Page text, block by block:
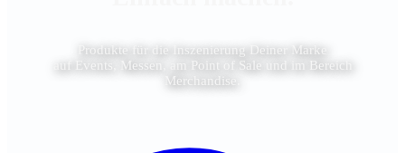
Produkte für die Inszenierung Deiner Marke
auf Events, Messen, am Point of Sale und im Bereich
Merchandise.